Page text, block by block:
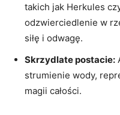
takich jak Herkules
odzwierciedlenie w
siłę i odwagę.
Skrzydlate postacie:
strumienie wody,
magii całości.